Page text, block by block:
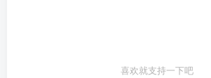
喜欢就支持一下吧